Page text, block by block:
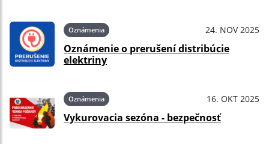
Oznámenia 24. NOV 2025
Oznámenie o prerušení distribúcie
elektriny
Oznámenia 16. OKT 2025
Vykurovacia sezóna - bezpečnosť